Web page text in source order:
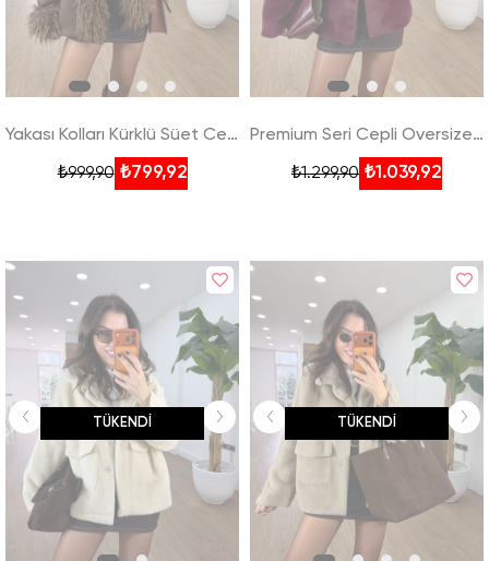
Yakası Kolları Kürklü Süet Ceket
₺799,92
₺999,90
Premium Seri Cepli Oversize Kürk - Bordo
₺1.039,92
₺1.299,90
TÜKENDI TÜKENDI